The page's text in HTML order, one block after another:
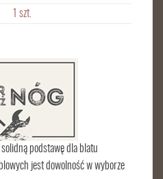
1 szt.
podstawę dla blatu
jest dowolność w wyborze